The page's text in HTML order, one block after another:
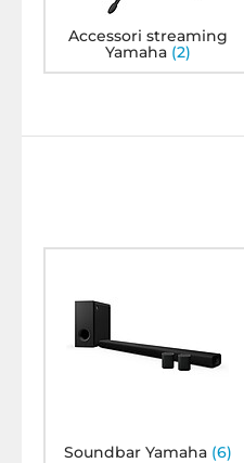
Accessori streaming
Yamaha (2)
Soundbar Yamaha (6)